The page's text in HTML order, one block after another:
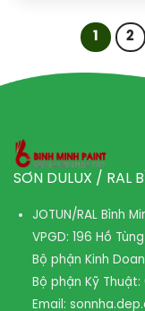
1 2
SƠN DULUX / RAL
JOTUN/RAL Bình
VPGD: 196 Hồ
Bộ phận Kinh
Bộ phận Kỹ Thuật:
Email: